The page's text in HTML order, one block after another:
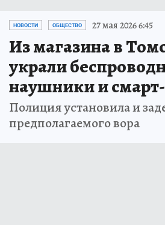
НОВОСТИ ОБЩЕСТВО 27 мая 2026 6:45
Из магазина в
украли
наушники и
Полиция установила и
предполагаемого вора